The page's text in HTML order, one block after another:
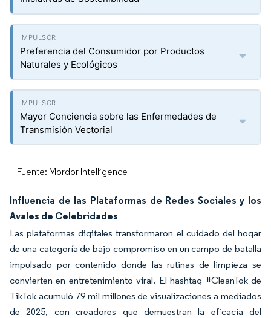
Preferencia del Consumidor por Productos
Naturales y Ecológicos
Mayor Conciencia sobre las Enfermedades de
Transmisión Vectorial
Fuente: Mordor Intelligence
Influencia de las Plataformas de Redes Sociales y los
Avales de Celebridades
Las plataformas digitales transformaron el cuidado del hogar
de una categoría de bajo compromiso en un campo de batalla
impulsado por contenido donde las rutinas de limpieza se
convierten en entretenimiento viral. El hashtag #CleanTok de
TikTok acumuló 79 mil millones de visualizaciones a mediados
de 2025, con creadores que demuestran la eficacia del